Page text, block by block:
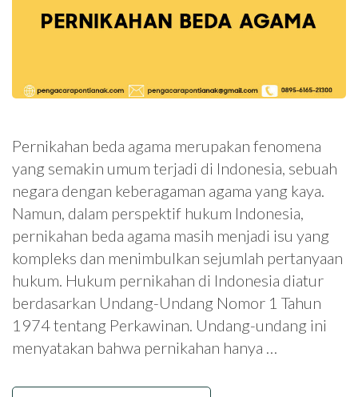
Pernikahan beda agama merupakan fenomena
yang semakin umum terjadi di Indonesia, sebuah
negara dengan keberagaman agama yang kaya.
Namun, dalam perspektif hukum Indonesia,
pernikahan beda agama masih menjadi isu yang
kompleks dan menimbulkan sejumlah pertanyaan
hukum. Hukum pernikahan di Indonesia diatur
berdasarkan Undang-Undang Nomor 1 Tahun
1974 tentang Perkawinan. Undang-undang ini
menyatakan bahwa pernikahan hanya …